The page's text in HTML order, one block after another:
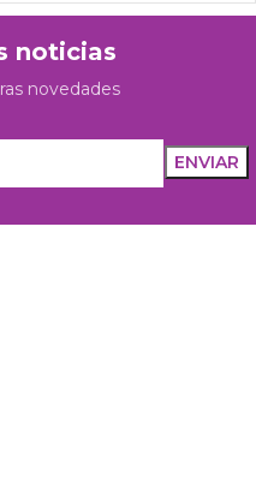
noticias
novedades